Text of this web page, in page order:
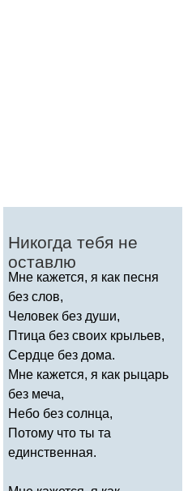
Никогда тебя не
оставлю
Мне кажется, я как песня
без слов,
Человек без души,
Птица без своих крыльев,
Сердце без дома.
Мне кажется, я как рыцарь
без меча,
Небо без солнца,
Потому что ты та
единственная.